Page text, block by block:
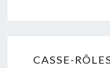
CASSE-